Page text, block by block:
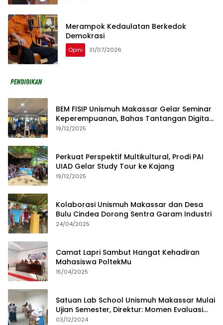
Merampok Kedaulatan Berkedok
Demokrasi
Opini 31/07/2026
BEM FISIP Unismuh Makassar Gelar Seminar
Keperempuanan, Bahas Tantangan Digital
dan Budaya Lokal
19/12/2025
Perkuat Perspektif Multikultural, Prodi PAI
UIAD Gelar Study Tour ke Kajang
19/12/2025
Kolaborasi Unismuh Makassar dan Desa
Bulu Cindea Dorong Sentra Garam Industri
24/04/2025
Camat Lapri Sambut Hangat Kehadiran
Mahasiswa PoltekMu
15/04/2025
Satuan Lab School Unismuh Makassar Mulai
Ujian Semester, Direktur: Momen Evaluasi
Proses Pembelajaran
03/12/2024